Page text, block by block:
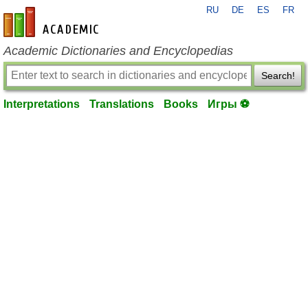
en-academic.com
RU DE ES FR
Academic Dictionaries and Encyclopedias
Search!
Interpretations Translations Books Игры ⚽